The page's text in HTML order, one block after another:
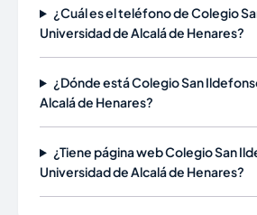
¿Cuál es el teléfono de Colegio
Universidad de Alcalá de Henares?
¿Dónde está Colegio San
Alcalá de Henares?
¿Tiene página web Colegio San
Universidad de Alcalá de Henares?